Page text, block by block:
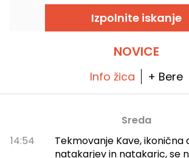
Izpolnite iskanje
NOVICE
Info žica + Bere
Sreda
14:54
Tekmovanje Kave, ikonična
natakarjev in natakaric, se